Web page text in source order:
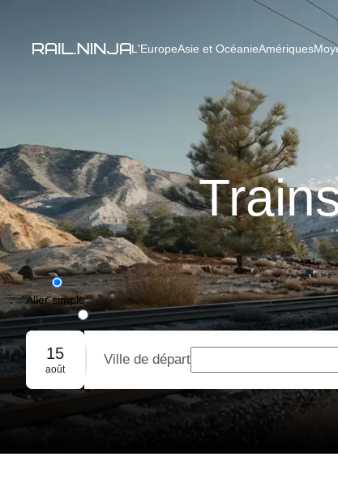
L'EuropeAsie et OcéanieAmériques
Aller simple
Aller-retour
Réservation de groupe
15
août
Ville de départ